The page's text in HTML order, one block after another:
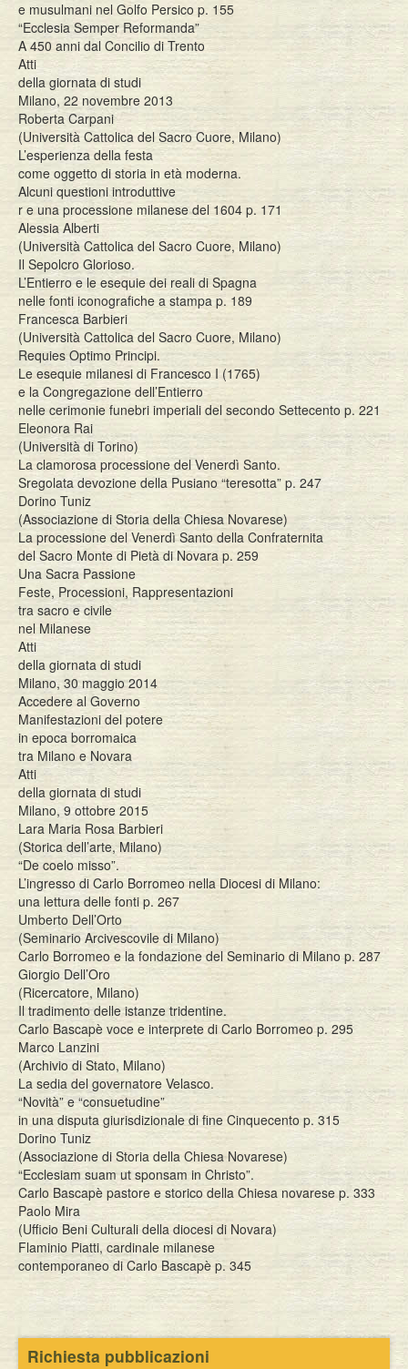
e musulmani nel Golfo Persico p. 155
“Ecclesia Semper Reformanda”
A 450 anni dal Concilio di Trento
Atti
della giornata di studi
Milano, 22 novembre 2013
Roberta Carpani
(Università Cattolica del Sacro Cuore, Milano)
L’esperienza della festa
come oggetto di storia in età moderna.
Alcuni questioni introduttive
r e una processione milanese del 1604 p. 171
Alessia Alberti
(Università Cattolica del Sacro Cuore, Milano)
Il Sepolcro Glorioso.
L’Entierro e le esequie dei reali di Spagna
nelle fonti iconografiche a stampa p. 189
Francesca Barbieri
(Università Cattolica del Sacro Cuore, Milano)
Requies Optimo Principi.
Le esequie milanesi di Francesco I (1765)
e la Congregazione dell’Entierro
nelle cerimonie funebri imperiali del secondo Settecento p. 221
Eleonora Rai
(Università di Torino)
La clamorosa processione del Venerdì Santo.
Sregolata devozione della Pusiano “teresotta” p. 247
Dorino Tuniz
(Associazione di Storia della Chiesa Novarese)
La processione del Venerdì Santo della Confraternita
del Sacro Monte di Pietà di Novara p. 259
Una Sacra Passione
Feste, Processioni, Rappresentazioni
tra sacro e civile
nel Milanese
Atti
della giornata di studi
Milano, 30 maggio 2014
Accedere al Governo
Manifestazioni del potere
in epoca borromaica
tra Milano e Novara
Atti
della giornata di studi
Milano, 9 ottobre 2015
Lara Maria Rosa Barbieri
(Storica dell’arte, Milano)
“De coelo misso”.
L’ingresso di Carlo Borromeo nella Diocesi di Milano:
una lettura delle fonti p. 267
Umberto Dell’Orto
(Seminario Arcivescovile di Milano)
Carlo Borromeo e la fondazione del Seminario di Milano p. 287
Giorgio Dell’Oro
(Ricercatore, Milano)
Il tradimento delle istanze tridentine.
Carlo Bascapè voce e interprete di Carlo Borromeo p. 295
Marco Lanzini
(Archivio di Stato, Milano)
La sedia del governatore Velasco.
“Novità” e “consuetudine”
in una disputa giurisdizionale di fine Cinquecento p. 315
Dorino Tuniz
(Associazione di Storia della Chiesa Novarese)
“Ecclesiam suam ut sponsam in Christo”.
Carlo Bascapè pastore e storico della Chiesa novarese p. 333
Paolo Mira
(Ufficio Beni Culturali della diocesi di Novara)
Flaminio Piatti, cardinale milanese
contemporaneo di Carlo Bascapè p. 345
Richiesta pubblicazioni